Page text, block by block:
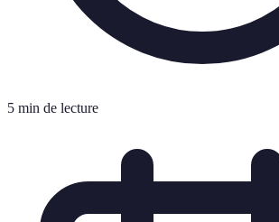
5 min de lecture